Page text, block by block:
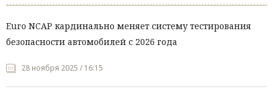
Euro NCAP кардинально меняет систему тестирования
безопасности автомобилей с 2026 года
28 ноября 2025 / 16:15